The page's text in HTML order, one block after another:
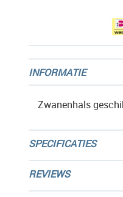
INFORMATIE
Zwanenhals
SPECIFICATIES
REVIEWS